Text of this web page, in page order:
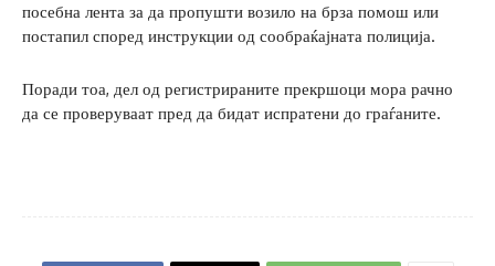
посебна лента за да пропушти возило на брза помош или
постапил според инструкции од сообраќајната полиција.
Поради тоа, дел од регистрираните прекршоци мора рачно
да се проверуваат пред да бидат испратени до граѓаните.